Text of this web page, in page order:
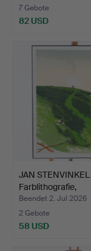
7 Gebote
82 USD
JAN
Farblithografie,
“Backahäs…
Beendet 2. Jul 2026
2 Gebote
58 USD